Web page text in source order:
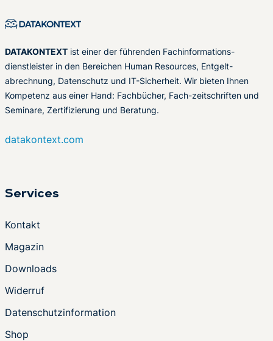
DATAKONTEXT ist einer der führenden Fachinformations-
dienstleister in den Bereichen Human Resources, Entgelt-
abrechnung, Datenschutz und IT-Sicherheit. Wir bieten Ihnen
Kompetenz aus einer Hand: Fachbücher, Fach-zeitschriften und
Seminare, Zertifizierung und Beratung.
datakontext.com
Services
Kontakt
Magazin
Downloads
Widerruf
Datenschutzinformation
Shop